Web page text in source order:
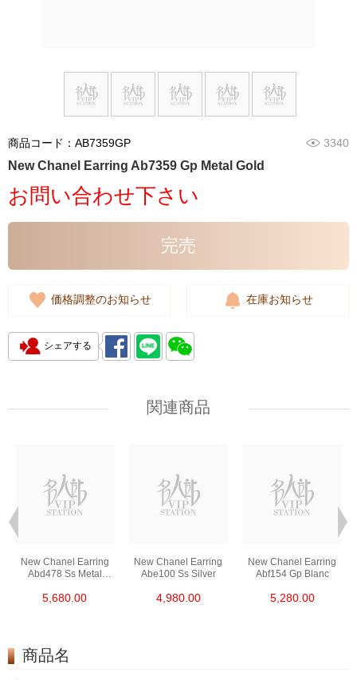
商品コード：AB7359GP 3340
New Chanel Earring Ab7359 Gp Metal Gold
お問い合わせ下さい
完売
価格調整のお知らせ 在庫お知らせ
シェアする
関連商品
New Chanel Earring
Abd478 Ss Metal
5,680.00
New Chanel Earring
Abe100 Ss Silver
4,980.00
New Chanel Earring
Abf154 Gp Blanc
5,280.00
商品名